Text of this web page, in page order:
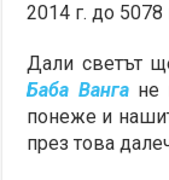
2014 г. до 5078
Дали светът
Баба Вангане
понеже и
през това